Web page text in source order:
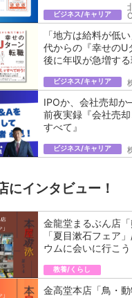
ビジネス/キャリア
「地方は給料が低
代からの『幸せのU
後に年収が急増す
ビジネス/キャリア
IPOか、会社売却
前夜実録『会社売
すべて』
ビジネス/キャリア
にインタビュー！
金龍堂まるぶん店「
「夏目漱石フェア
ウムに会いに行こう
教養/くらし
金高堂本店「鳥・